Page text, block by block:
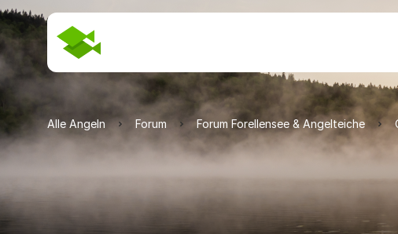
Alle Angeln Forum Forum Forellensee & Angelteiche